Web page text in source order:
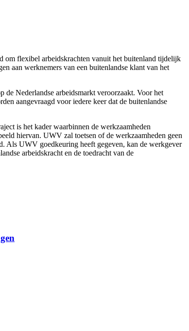
om flexibel arbeidskrachten vanuit het buitenland tijdelijk
aan werknemers van een buitenlandse klant van het
Nederlandse arbeidsmarkt veroorzaakt. Voor het
aangevraagd voor iedere keer dat de buitenlandse
is het kader waarbinnen de werkzaamheden
hiervan. UWV zal toetsen of de werkzaamheden geen
Als UWV goedkeuring heeft gegeven, kan de werkgever
arbeidskracht en de toedracht van de